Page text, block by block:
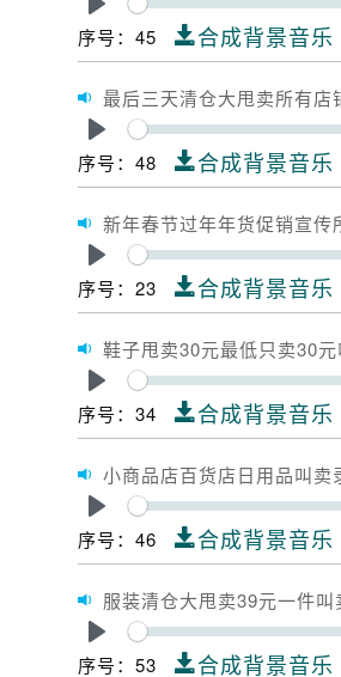
序号：45 合成背景音乐
最后三天清仓大甩卖所有
序号：48 合成背景音乐
新年春节过年年货促销宣
序号：23 合成背景音乐
鞋子甩卖30元最低只卖30
序号：34 合成背景音乐
小商品店百货店日用品叫
序号：46 合成背景音乐
服装清仓大甩卖39元一件
序号：53 合成背景音乐